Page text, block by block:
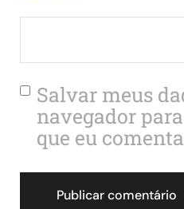
Salvar meus
navegador
que eu
Publicar comentário